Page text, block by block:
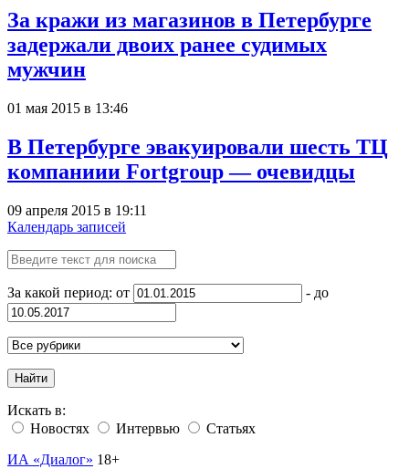
За кражи из магазинов в Петербурге
задержали двоих ранее судимых
мужчин
01 мая 2015 в 13:46
В Петербурге эвакуировали шесть ТЦ
компаниии Fortgroup — очевидцы
09 апреля 2015 в 19:11
Календарь записей
За какой период: от - до
Найти
Искать в:
Новостях
Интервью
Статьях
ИА «Диалог» 18+